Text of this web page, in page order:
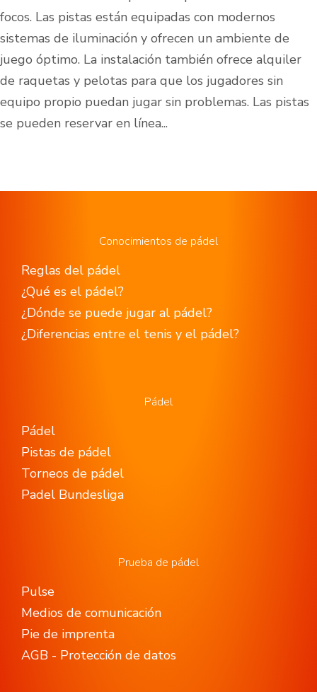
focos. Las pistas están equipadas con modernos
sistemas de iluminación y ofrecen un ambiente de
juego óptimo. La instalación también ofrece alquiler
de raquetas y pelotas para que los jugadores sin
equipo propio puedan jugar sin problemas. Las pistas
se pueden reservar en línea...
Conocimientos de pádel
Reglas del pádel
¿Qué es el pádel?
¿Dónde se puede jugar al pádel?
¿Diferencias entre el tenis y el pádel?
Pádel
Pádel
Pistas de pádel
Torneos de pádel
Padel Bundesliga
Prueba de pádel
Pulse
Medios de comunicación
Pie de imprenta
AGB - Protección de datos